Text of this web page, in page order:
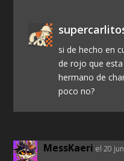
si de hecho en
de rojo que
hermano de
poco no?
MessKaeri el 20